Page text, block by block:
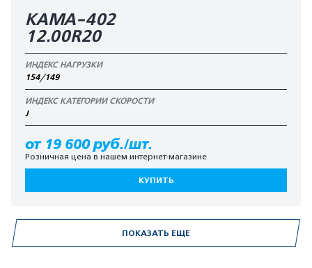
КАМА-402
12.00R20
ИНДЕКС НАГРУЗКИ
154/149
ИНДЕКС КАТЕГОРИИ СКОРОСТИ
J
от 19 600 руб./шт.
Розничная цена в нашем интернет-магазине
КУПИТЬ
ПОКАЗАТЬ ЕЩЕ